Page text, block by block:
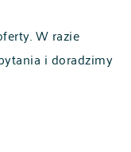
W razie
i doradzimy